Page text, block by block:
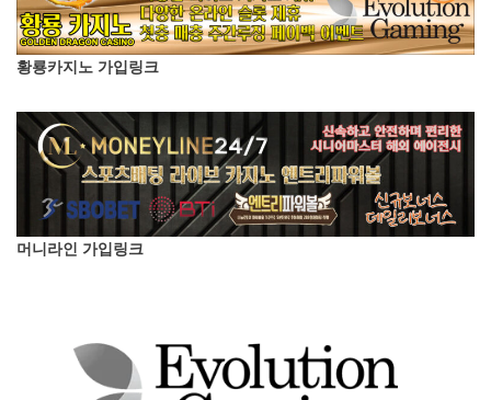
황룡카지노 가입링크
머니라인 가입링크